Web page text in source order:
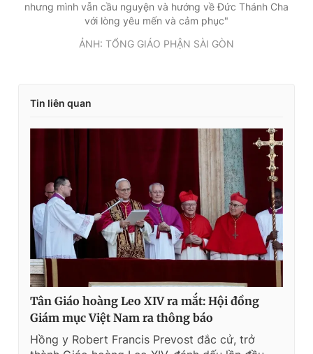
nhưng mình vẫn cầu nguyện và hướng về Đức Thánh Cha
với lòng yêu mến và cảm phục"
ẢNH: TỔNG GIÁO PHẬN SÀI GÒN
Tin liên quan
Tân Giáo hoàng Leo XIV ra mắt: Hội đồng
Giám mục Việt Nam ra thông báo
Hồng y Robert Francis Prevost đắc cử, trở